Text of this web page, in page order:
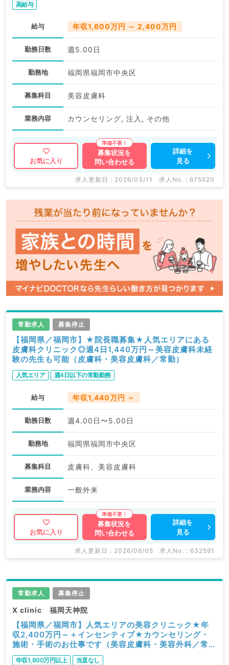
高給与
給与 年収1,600万円 ～ 2,400万円
勤務日数 週5.00日
勤務地 福岡県福岡市中央区
募集科目 美容皮膚科
業務内容 カウンセリング, 注入, その他
お気に入り
募集状況を
問い合わせる
詳細を
見る
求人更新日 : 2026/03/11 求人No. : 675520
常勤求人 募集停止
【福岡県／福岡市】★院長職募集★人気エリアにある
皮膚科クリニック◎週4日1,440万円～美容皮膚科未経
験の先生も可能（皮膚科・美容皮膚科／常勤）
人気エリア 週4日以下の常勤勤務
給与 年収1,440万円 ～
勤務日数 週4.00日〜5.00日
勤務地 福岡県福岡市中央区
募集科目 皮膚科、美容皮膚科
業務内容 一般外来
お気に入り
募集状況を
問い合わせる
詳細を
見る
求人更新日 : 2026/06/05 求人No. : 632591
常勤求人 募集停止
X clinic 福岡天神院
【福岡県／福岡市】人気エリアの美容クリニック★年
収2,400万円～＋インセンティブ★カウンセリング・
施術・手術のお仕事です（美容皮膚科・美容外科／常
勤）
年収1,800万円以上 当直なし